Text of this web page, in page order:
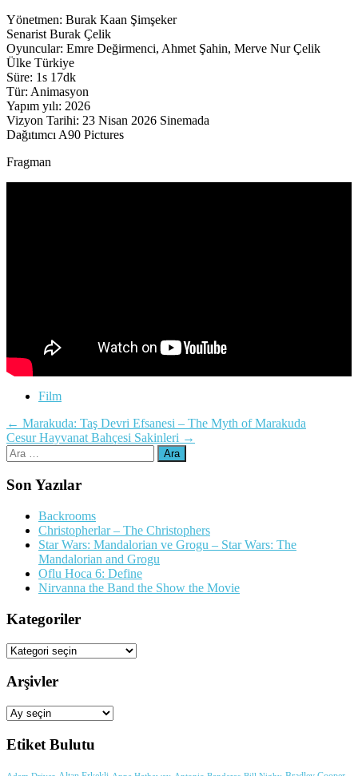
Yönetmen: Burak Kaan Şimşeker
Senarist Burak Çelik
Oyuncular: Emre Değirmenci, Ahmet Şahin, Merve Nur Çelik
Ülke Türkiye
Süre: 1s 17dk
Tür: Animasyon
Yapım yılı: 2026
Vizyon Tarihi: 23 Nisan 2026 Sinemada
Dağıtımcı A90 Pictures
Fragman
Film
Yazı
dolaşımı
← Marakuda: Taş Devri Efsanesi – The Myth of Marakuda
Cesur Hayvanat Bahçesi Sakinleri →
Arama:
Son Yazılar
Backrooms
Christopherlar – The Christophers
Star Wars: Mandalorian ve Grogu – Star Wars: The
Mandalorian and Grogu
Oflu Hoca 6: Define
Nirvanna the Band the Show the Movie
Kategoriler
Kategoriler
Arşivler
Arşivler
Etiket Bulutu